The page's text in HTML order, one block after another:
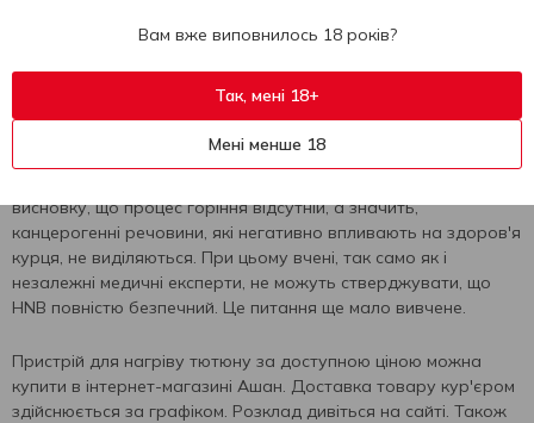
Система нагрівання тютюну або HNB не завдає такої шкоди,
протестували товари, що випускаються компанією Philip
висновку, що процес горіння відсутній, а значить,
канцерогенні речовини, які негативно впливають на здоров'я
курця, не виділяються. При цьому вчені, так само як і
незалежні медичні експерти, не можуть стверджувати, що
HNB повністю безпечний. Це питання ще мало вивчене.
Пристрій для нагріву тютюну за доступною ціною можна
купити в інтернет-магазині Ашан. Доставка товару кур'єром
здійснюється за графіком. Розклад дивіться на сайті. Також
Вам вже виповнилось 18 років?
Так, мені 18+
Мені менше 18